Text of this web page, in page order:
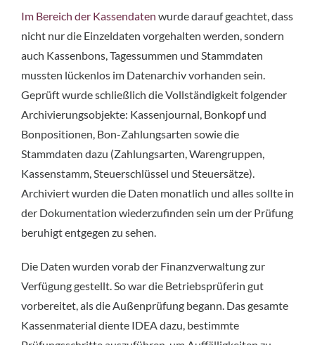
Im Bereich der Kassendaten wurde darauf geachtet, dass
nicht nur die Einzeldaten vorgehalten werden, sondern
auch Kassenbons, Tagessummen und Stammdaten
mussten lückenlos im Datenarchiv vorhanden sein.
Geprüft wurde schließlich die Vollständigkeit folgender
Archivierungsobjekte: Kassenjournal, Bonkopf und
Bonpositionen, Bon-Zahlungsarten sowie die
Stammdaten dazu (Zahlungsarten, Warengruppen,
Kassenstamm, Steuerschlüssel und Steuersätze).
Archiviert wurden die Daten monatlich und alles sollte in
der Dokumentation wiederzufinden sein um der Prüfung
beruhigt entgegen zu sehen.
Die Daten wurden vorab der Finanzverwaltung zur
Verfügung gestellt. So war die Betriebsprüferin gut
vorbereitet, als die Außenprüfung begann. Das gesamte
Kassenmaterial diente IDEA dazu, bestimmte